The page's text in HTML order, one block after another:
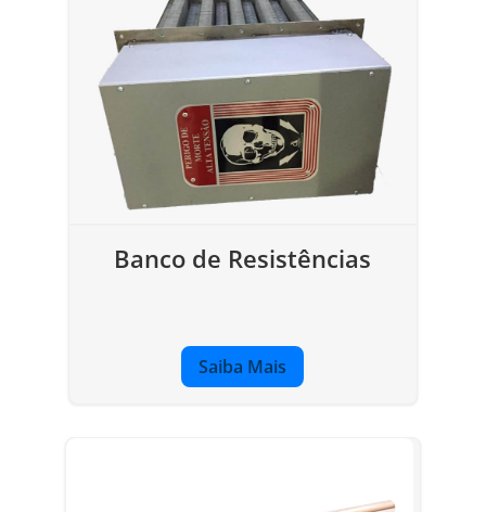
Banco de Resistências
Saiba Mais